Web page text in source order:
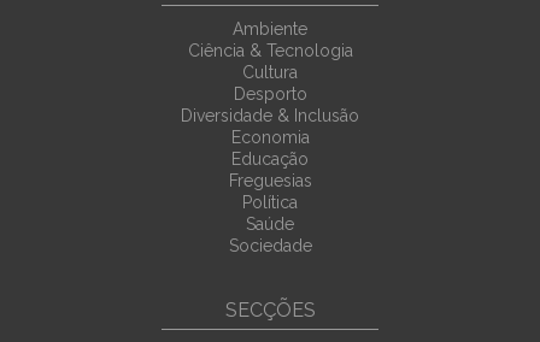
Ambiente
Ciência & Tecnologia
Cultura
Desporto
Diversidade & Inclusão
Economia
Educação
Freguesias
Política
Saúde
Sociedade
SECÇÕES